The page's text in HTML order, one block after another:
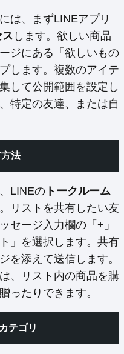
は、まずLINEアプリ
します。欲しい商品
ジにある「欲しいもの
します。複数のアイテ
して公開範囲を設定し
特定の友達、または自
法
LINEの トークルーム
リストを共有したい友
セージ入力欄の「+」
」を選択します。共有
を添えて送信します。
、リスト内の商品を購
ったりできます。
テゴリ